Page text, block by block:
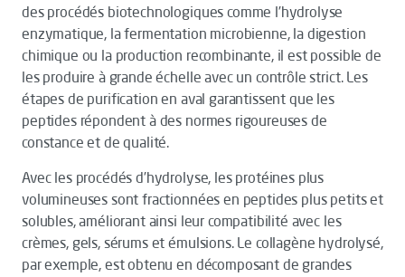
des procédés biotechnologiques comme l’hydrolyse
enzymatique, la fermentation microbienne, la digestion
chimique ou la production recombinante, il est possible de
les produire à grande échelle avec un contrôle strict. Les
étapes de purification en aval garantissent que les
peptides répondent à des normes rigoureuses de
constance et de qualité.
Avec les procédés d’hydrolyse, les protéines plus
volumineuses sont fractionnées en peptides plus petits et
solubles, améliorant ainsi leur compatibilité avec les
crèmes, gels, sérums et émulsions. Le collagène hydrolysé,
par exemple, est obtenu en décomposant de grandes